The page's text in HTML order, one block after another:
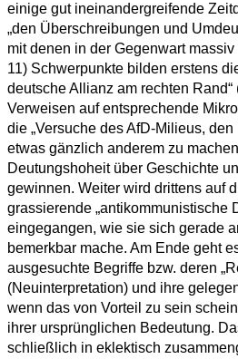
einige gut ineinandergreifende
„den Überschreibungen und
mit denen in der Gegenwart
11) Schwerpunkte bilden erstens
deutsche Allianz am rechten
Verweisen auf entsprechende
die „Versuche des AfD-Milieus,
etwas gänzlich anderem zu
Deutungshoheit über Geschichte
gewinnen. Weiter wird drittens auf
grassierende „antikommunistische
eingegangen, wie sie sich gerade
bemerkbar mache. Am Ende geht
ausgesuchte Begriffe bzw. deren
(Neuinterpretation) und ihre
wenn das von Vorteil zu sein
ihrer ursprünglichen Bedeutung.
schließlich in eklektisch